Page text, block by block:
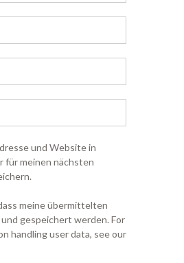
und Website in
für meinen nächsten
meine übermittelten
gespeichert werden. For
handling user data, see our